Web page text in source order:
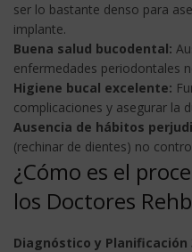
ser lo bastante denso para
implante.
Buena salud bucodental:
enfermedades periodontales
Higiene bucal excelente:
complicaciones y asegurar la
Ausencia de hábitos
(rechinar de dientes) no
¿Cómo es el
los Doctores
Diagnóstico y Planificación